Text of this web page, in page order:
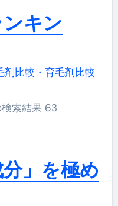
キン
剤比較・育毛剤比較
検索結果 63
」を極め